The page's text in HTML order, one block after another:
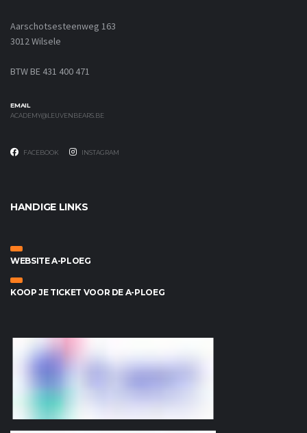
Aarschotsesteenweg 163
3012 Wilsele
BTW BE 431 400 471
EMAIL
ACADEMY@LEUVENBEARS.BE
FACEBOOK INSTAGRAM
HANDIGE LINKS
WEBSITE A-PLOEG
KOOP JE TICKET VOOR DE A-PLOEG